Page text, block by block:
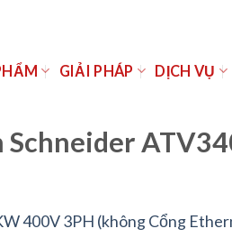
GIẢI PHÁP DỊCH VỤ
400V 3PH (không Cổng